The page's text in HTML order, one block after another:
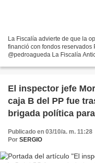
La Fiscalía advierte de que la
financió con fondos reservados
@pedroagueda La Fiscalía
El inspector jefe
caja B del PP fue
brigada política
Publicado en 03/10/a. m. 11:28
Por SERGIO